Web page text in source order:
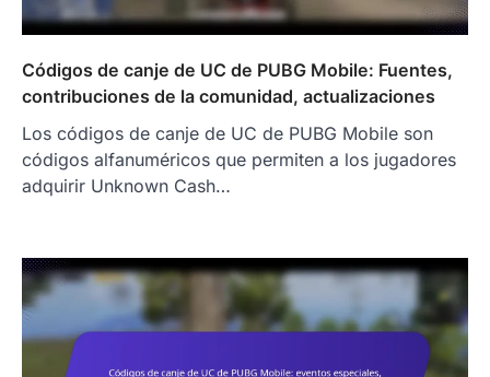
Códigos de canje de UC de PUBG Mobile: Fuentes,
contribuciones de la comunidad, actualizaciones
Los códigos de canje de UC de PUBG Mobile son
códigos alfanuméricos que permiten a los jugadores
adquirir Unknown Cash…